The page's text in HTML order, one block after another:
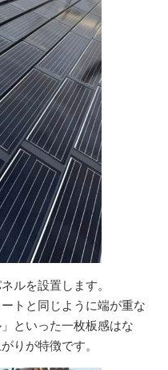
ルを設置します。
トと同じように端が重な
といった一枚板感はな
りが特徴です。